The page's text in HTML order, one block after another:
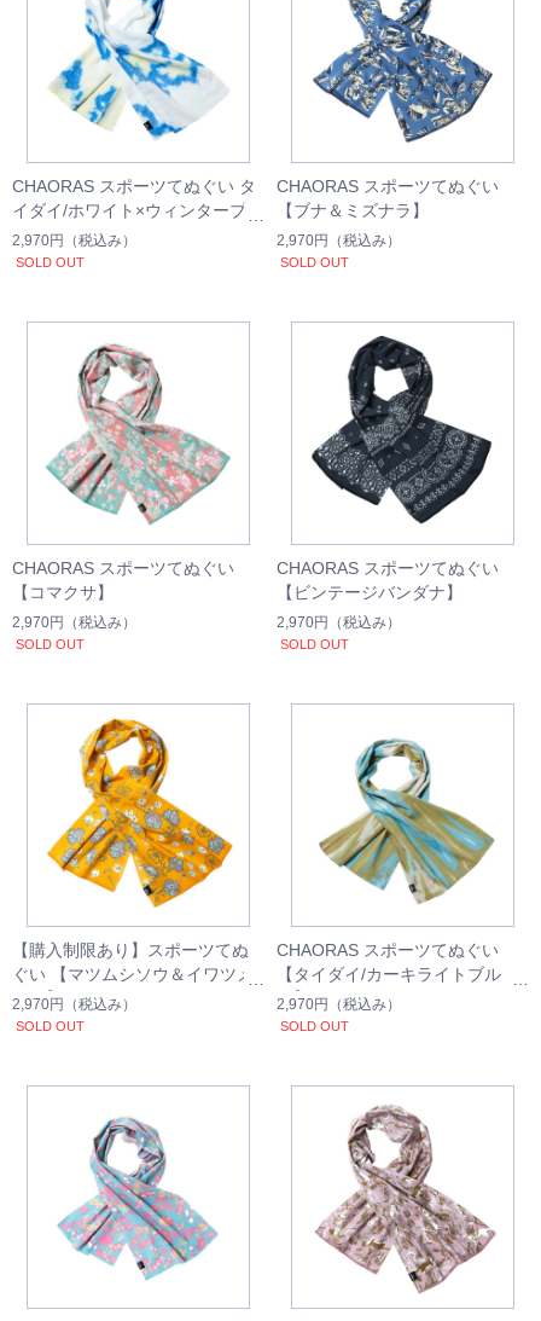
CHAORAS スポーツてぬぐい タ
イダイ/ホワイト×ウィンターブル
ー
2,970円 （税込み）
SOLD OUT
CHAORAS スポーツてぬぐい
【ブナ＆ミズナラ】
2,970円 （税込み）
SOLD OUT
CHAORAS スポーツてぬぐい
【コマクサ】
2,970円 （税込み）
SOLD OUT
CHAORAS スポーツてぬぐい
【ビンテージバンダナ】
2,970円 （税込み）
SOLD OUT
【購入制限あり】スポーツてぬ
ぐい 【マツムシソウ＆イワツメ
クサ】
2,970円 （税込み）
SOLD OUT
CHAORAS スポーツてぬぐい
【タイダイ/カーキライトブル
ー】
2,970円 （税込み）
SOLD OUT